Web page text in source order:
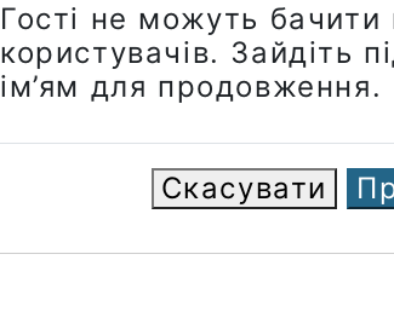
Гості не можуть бачити
користувачів. Зайдіть
ім’ям для продовження.
Скасувати